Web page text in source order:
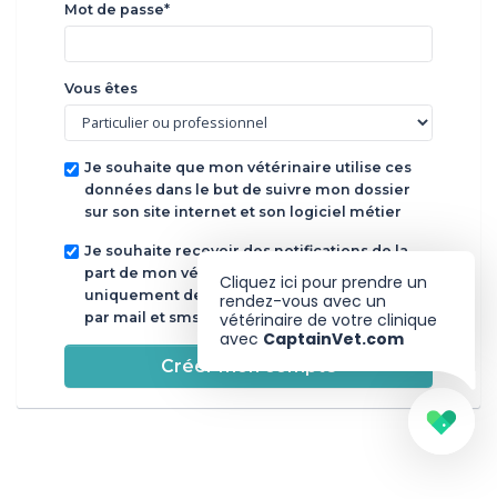
Mot de passe*
Vous êtes
Je souhaite que mon vétérinaire utilise ces
données dans le but de suivre mon dossier
sur son site internet et son logiciel métier
Je souhaite recevoir des notifications de la
part de mon vétérinaire dans un but
uniquement de suivi de soins de mon animal
par mail et sms
Créer mon compte
Cliquez ici pour prendre un
rendez-vous avec un
vétérinaire de votre clinique
avec CaptainVet.com